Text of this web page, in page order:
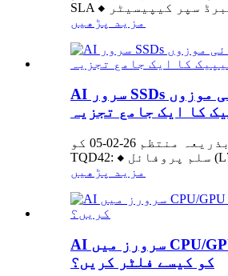
مزید پڑھیں
AI سرور SSDs کے لیے انتہائی موزوں PLP Capacitor کا انتخاب کیسے کریں؟ کنڈکٹیو پولیمر ٹینٹلم الیکٹرولائٹک کیپسیٹرز اور ٹھوس
بذریعہ منتظم 26-02-05 کو
مزید پڑھیں
AI سرورز میں CPU/GPU پاور سپلائی کے مخمصے کو حل کرنا: نانوسیکنڈ لیول کے عارضی وولٹیج کو کیسے مستحکم کیا جائے؟ میگاہرٹز شور
کو کیسے فلٹر کریں؟